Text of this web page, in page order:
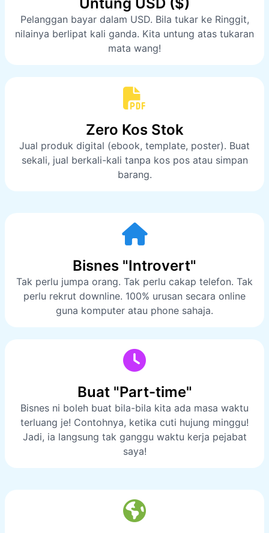
Pelanggan bayar dalam USD. Bila tukar ke Ringgit,
nilainya berlipat kali ganda. Kita untung atas tukaran
mata wang!
Zero Kos Stok
Jual produk digital (ebook, template, poster). Buat
sekali, jual berkali-kali tanpa kos pos atau simpan
barang.
Bisnes "Introvert"
Tak perlu jumpa orang. Tak perlu cakap telefon. Tak
perlu rekrut downline. 100% urusan secara online
guna komputer atau phone sahaja.
Buat "Part-time"
Bisnes ni boleh buat bila-bila kita ada masa waktu
terluang je! Contohnya, ketika cuti hujung minggu!
Jadi, ia langsung tak ganggu waktu kerja pejabat
saya!